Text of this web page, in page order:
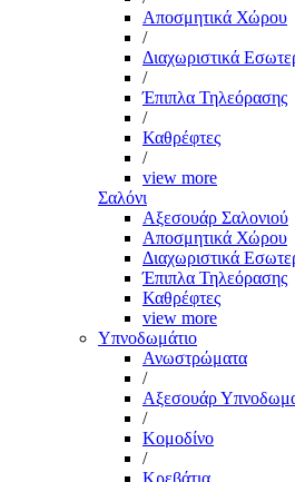
Αποσμητικά Χώρου
/
Διαχωριστικά
/
Έπιπλα Τηλεόρασης
/
Καθρέφτες
/
view more
Σαλόνι
Αξεσουάρ Σαλονιού
Αποσμητικά Χώρου
Διαχωριστικά
Έπιπλα Τηλεόρασης
Καθρέφτες
view more
Υπνοδωμάτιο
Ανωστρώματα
/
Αξεσουάρ
/
Κομοδίνο
/
Κρεβάτια